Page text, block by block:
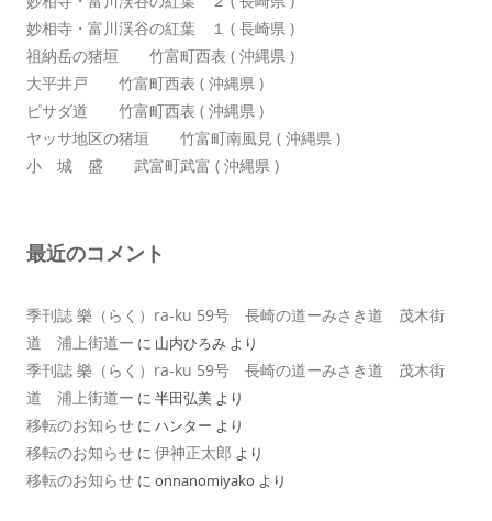
妙相寺・富川渓谷の紅葉 １ ( 長崎県 )
祖納岳の猪垣 竹富町西表 ( 沖縄県 )
大平井戸 竹富町西表 ( 沖縄県 )
ピサダ道 竹富町西表 ( 沖縄県 )
ヤッサ地区の猪垣 竹富町南風見 ( 沖縄県 )
小 城 盛 武富町武富 ( 沖縄県 )
最近のコメント
季刊誌 樂（らく）ra-ku 59号 長崎の道ーみさき道 茂木街
道 浦上街道ー に 山内ひろみ より
季刊誌 樂（らく）ra-ku 59号 長崎の道ーみさき道 茂木街
道 浦上街道ー に 半田弘美 より
移転のお知らせ に ハンター より
移転のお知らせ に 伊神正太郎 より
移転のお知らせ に onnanomiyako より